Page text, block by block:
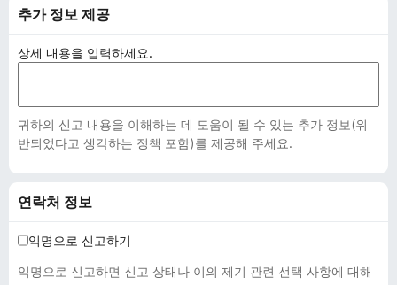
추가 정보 제공
상세 내용을 입력하세요.
귀하의 신고 내용을 이해하는 데 도움이 될 수 있는 추가 정보(위
반되었다고 생각하는 정책 포함)를 제공해 주세요.
연락처 정보
익명으로 신고하기
익명으로 신고하면 신고 상태나 이의 제기 관련 선택 사항에 대해